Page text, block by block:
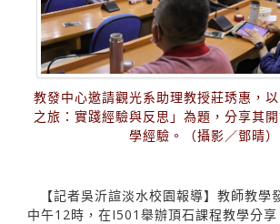
教發中心邀請觀光系助理教授莊琇惠，
之旅：實踐經驗與反思」為題，分享其
學經驗。（攝影／鄧晴）
【記者吳沂諠淡水校園報導】教師教學
中午12時，在I501舉辦頂石課程教學分